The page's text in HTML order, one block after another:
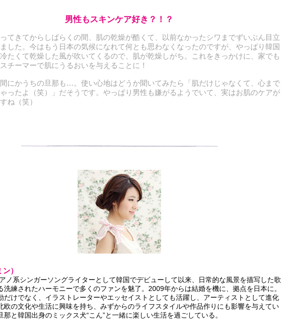
男性もスキンケア好き？！？
てきてからしばらくの間、肌の乾燥が酷くて、以前なかったシワまでずいぶん目立
した。今はもう日本の気候になれて何とも思わなくなったのですが、やっぱり韓国
たくて乾燥した風が吹いてくるので、肌が乾燥しがち。これをきっかけに、家でも
チーマーで肌にうるおいを与えることに！
にかうちの旦那も…。使い心地はどうか聞いてみたら「肌だけじゃなくて、心まで
ったよ（笑）」だそうです。やっぱり男性も嫌がるようでいて、実はお肌のケアが
ね（笑）
）
ノ系シンガーソングライターとして韓国でデビューして以来、日常的な風景を描写した歌
洗練されたハーモニーで多くのファンを魅了。2009年からは結婚を機に、拠点を日本に。
だけでなく、イラストレーターやエッセイストとしても活躍し、アーティストとして進化
欧の文化や生活に興味を持ち、みずからのライフスタイルや作品作りにも影響を与えてい
那と韓国出身のミックス犬“こん”と一緒に楽しい生活を過ごしている。